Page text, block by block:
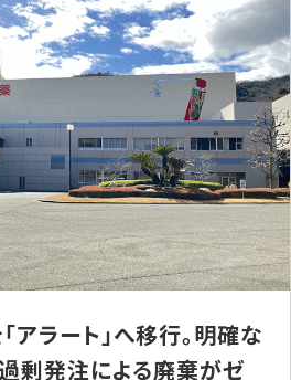
アラート」へ移行。明確な
剰発注による廃棄がゼ